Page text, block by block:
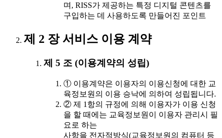
며, RISS가 제공하는 특정 디지털 콘텐츠를
구입하는 데 사용하도록 만들어진 포인트
제 2 장 서비스 이용 계약
제 5 조 (이용계약의 성립)
① 이용계약은 이용자의 이용신청에 대한 교
육정보원의 이용 승낙에 의하여 성립됩니다.
② 제 1항의 규정에 의해 이용자가 이용 신청
을 할 때에는 교육정보원이 이용자 관리시 필
요로 하는
사항을 전자적방식(교육정보원의 컴퓨터 등